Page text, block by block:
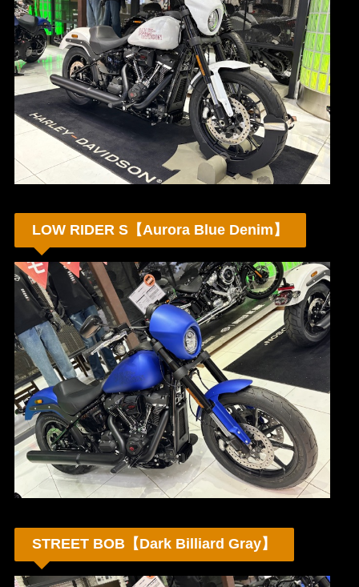
LOW RIDER S【Aurora Blue Denim】
STREET BOB【Dark Billiard Gray】